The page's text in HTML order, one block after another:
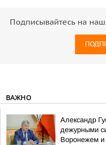
Подписывайтесь на
ВАЖНО
Александр
дежурными
Воронежем и